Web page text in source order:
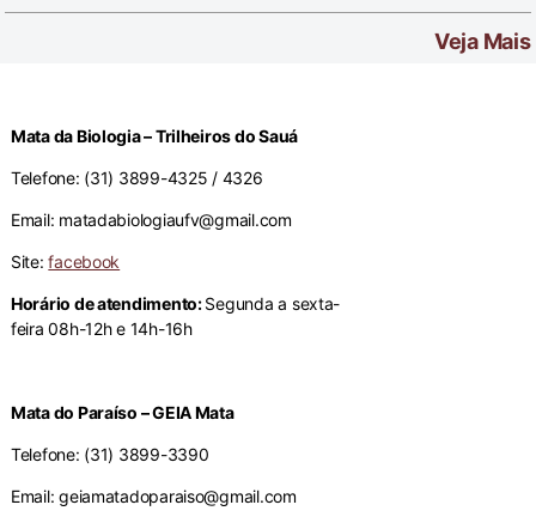
Veja Mais
Mata da Biologia – Trilheiros do Sauá
Telefone: (31) 3899-4325 / 4326
Email: matadabiologiaufv@gmail.com
Site:facebook
Horário de atendimento:Segunda a sexta-
feira 08h-12h e 14h-16h
Mata do Paraíso – GEIA Mata
Telefone: (31) 3899-3390
Email: geiamatadoparaiso@gmail.com